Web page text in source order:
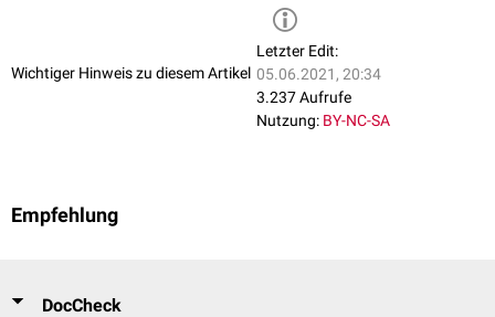
Wichtiger Hinweis zu diesem Artikel
Letzter Edit:
05.06.2021, 20:34
3.237 Aufrufe
Nutzung: BY-NC-SA
Empfehlung
DocCheck